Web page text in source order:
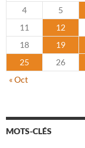
4
5
11
12
18
19
25
26
« Oct
MOTS-CLÉS